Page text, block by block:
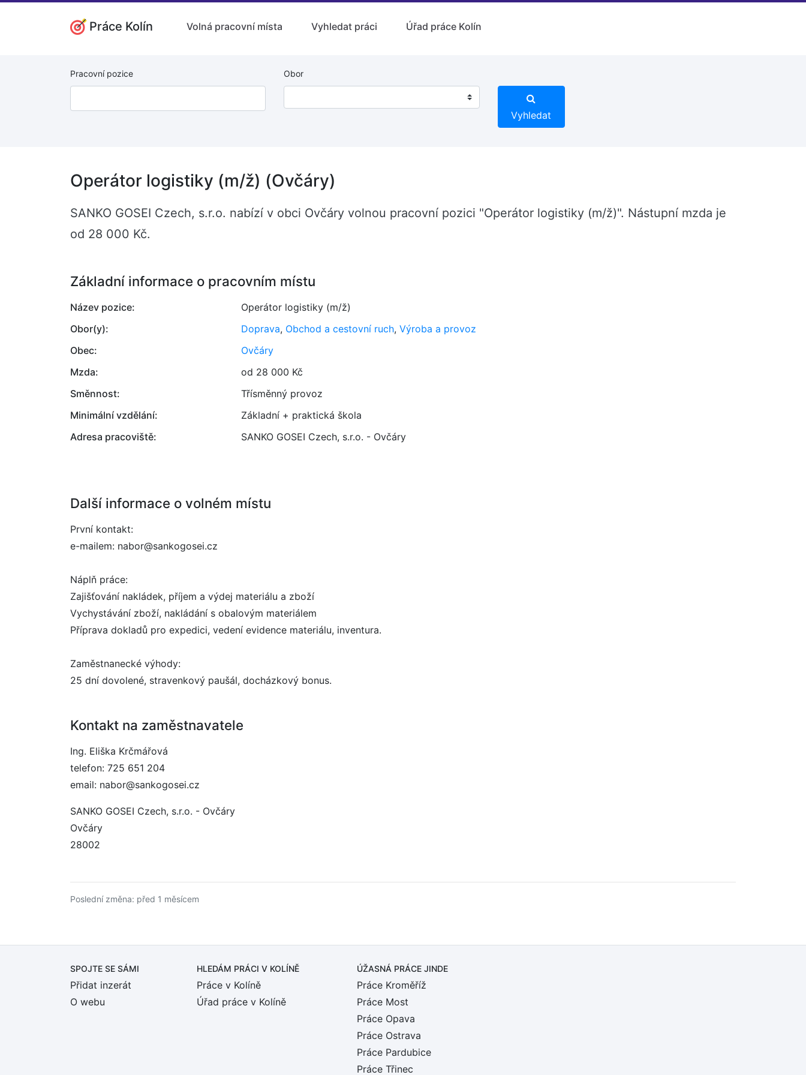
Práce Kolín Volná pracovní místa Vyhledat práci Úřad práce Kolín
Pracovní pozice Obor
Vyhledat
Operátor logistiky (m/ž) (Ovčáry)
SANKO GOSEI Czech, s.r.o. nabízí v obci Ovčáry volnou pracovní pozici "Operátor logistiky (m/ž)". Nástupní mzda je
od 28 000 Kč.
Základní informace o pracovním místu
Název pozice:
Operátor logistiky (m/ž)
Obor(y):
Doprava, Obchod a cestovní ruch, Výroba a provoz
Obec:
Ovčáry
Mzda:
od 28 000 Kč
Směnnost:
Třísměnný provoz
Minimální vzdělání:
Základní + praktická škola
Adresa pracoviště:
SANKO GOSEI Czech, s.r.o. - Ovčáry
Další informace o volném místu
První kontakt:
e-mailem: nabor@sankogosei.cz
Náplň práce:
Zajišťování nakládek, příjem a výdej materiálu a zboží
Vychystávání zboží, nakládání s obalovým materiálem
Příprava dokladů pro expedici, vedení evidence materiálu, inventura.
Zaměstnanecké výhody:
25 dní dovolené, stravenkový paušál, docházkový bonus.
Kontakt na zaměstnavatele
Ing. Eliška Krčmářová
telefon: 725 651 204
email: nabor@sankogosei.cz
SANKO GOSEI Czech, s.r.o. - Ovčáry
Ovčáry
28002
Poslední změna: před 1 měsícem
SPOJTE SE SÁMI
Přidat inzerát
O webu
HLEDÁM PRÁCI V KOLÍNĚ
Práce v Kolíně
Úřad práce v Kolíně
ÚŽASNÁ PRÁCE JINDE
Práce Kroměříž
Práce Most
Práce Opava
Práce Ostrava
Práce Pardubice
Práce Třinec